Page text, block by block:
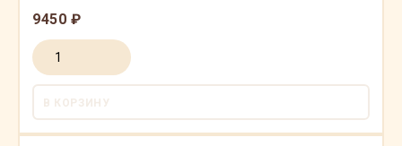
9450 ₽
В КОРЗИНУ